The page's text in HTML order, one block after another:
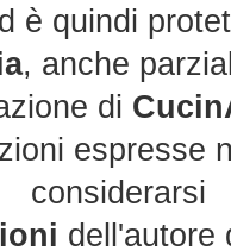
è quindi
, anche
di
espresse
considerarsi
dell'autore